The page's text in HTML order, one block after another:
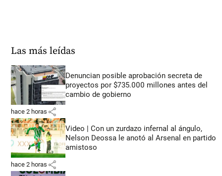
Las más leídas
Denuncian posible aprobación secreta de
proyectos por $735.000 millones antes del
cambio de gobierno
hace 2 horas share
Video | Con un zurdazo infernal al ángulo,
Nelson Deossa le anotó al Arsenal en partido
amistoso
hace 2 horas share